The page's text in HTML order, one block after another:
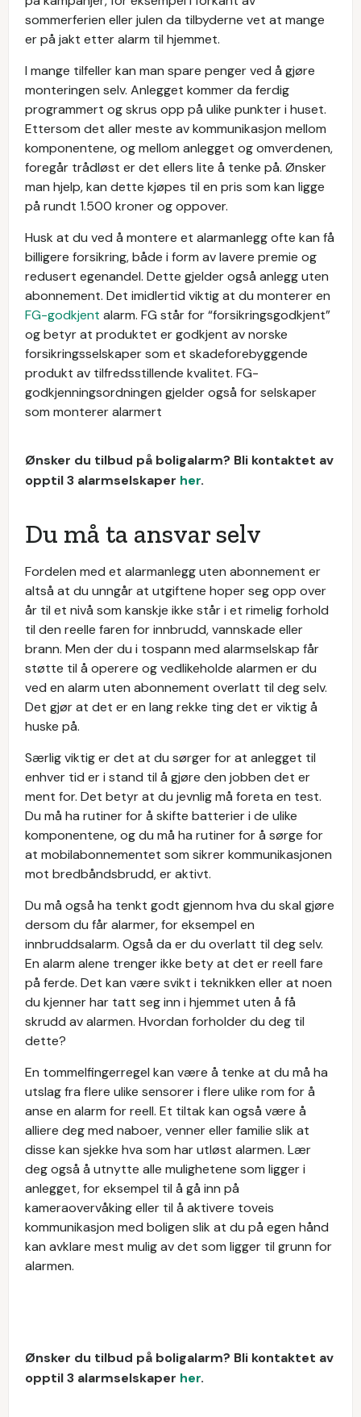
sommerferien eller julen da tilbyderne vet at mange
er på jakt etter alarm til hjemmet.
I mange tilfeller kan man spare penger ved å gjøre
monteringen selv. Anlegget kommer da ferdig
programmert og skrus opp på ulike punkter i huset.
Ettersom det aller meste av kommunikasjon mellom
komponentene, og mellom anlegget og omverdenen,
foregår trådløst er det ellers lite å tenke på. Ønsker
man hjelp, kan dette kjøpes til en pris som kan ligge
på rundt 1.500 kroner og oppover.
Husk at du ved å montere et alarmanlegg ofte kan få
billigere forsikring, både i form av lavere premie og
redusert egenandel. Dette gjelder også anlegg uten
abonnement. Det imidlertid viktig at du monterer en
FG-godkjent alarm. FG står for “forsikringsgodkjent”
og betyr at produktet er godkjent av norske
forsikringsselskaper som et skadeforebyggende
produkt av tilfredsstillende kvalitet. FG-
godkjenningsordningen gjelder også for selskaper
som monterer alarmert
Ønsker du tilbud på boligalarm? Bli kontaktet av
opptil 3 alarmselskaper her.
Du må ta ansvar selv
Fordelen med et alarmanlegg uten abonnement er
altså at du unngår at utgiftene hoper seg opp over
år til et nivå som kanskje ikke står i et rimelig forhold
til den reelle faren for innbrudd, vannskade eller
brann. Men der du i tospann med alarmselskap får
støtte til å operere og vedlikeholde alarmen er du
ved en alarm uten abonnement overlatt til deg selv.
Det gjør at det er en lang rekke ting det er viktig å
huske på.
Særlig viktig er det at du sørger for at anlegget til
enhver tid er i stand til å gjøre den jobben det er
ment for. Det betyr at du jevnlig må foreta en test.
Du må ha rutiner for å skifte batterier i de ulike
komponentene, og du må ha rutiner for å sørge for
at mobilabonnementet som sikrer kommunikasjonen
mot bredbåndsbrudd, er aktivt.
Du må også ha tenkt godt gjennom hva du skal gjøre
dersom du får alarmer, for eksempel en
innbruddsalarm. Også da er du overlatt til deg selv.
En alarm alene trenger ikke bety at det er reell fare
på ferde. Det kan være svikt i teknikken eller at noen
du kjenner har tatt seg inn i hjemmet uten å få
skrudd av alarmen. Hvordan forholder du deg til
dette?
En tommelfingerregel kan være å tenke at du må ha
utslag fra flere ulike sensorer i flere ulike rom for å
anse en alarm for reell. Et tiltak kan også være å
alliere deg med naboer, venner eller familie slik at
disse kan sjekke hva som har utløst alarmen. Lær
deg også å utnytte alle mulighetene som ligger i
anlegget, for eksempel til å gå inn på
kameraovervåking eller til å aktivere toveis
kommunikasjon med boligen slik at du på egen hånd
kan avklare mest mulig av det som ligger til grunn for
alarmen.
Ønsker du tilbud på boligalarm? Bli kontaktet av
opptil 3 alarmselskaper her.